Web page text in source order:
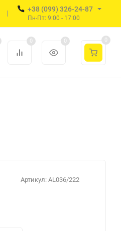
+38 (099) 326-24-87
Пн-Пт: 9:00 - 17:00
0 0 0
Артикул: AL036/222